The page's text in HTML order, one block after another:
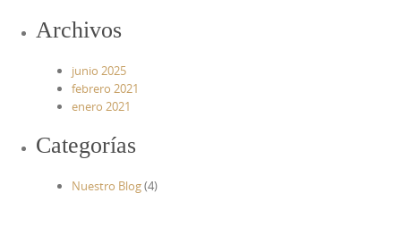
Archivos
junio 2025
febrero 2021
enero 2021
Categorías
Nuestro Blog(4)